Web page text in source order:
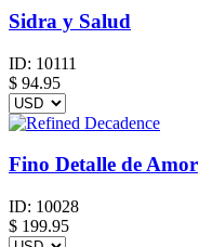
Sidra y Salud
ID: 10111
$ 94.95
Fino Detalle de Amor
ID: 10028
$ 199.95